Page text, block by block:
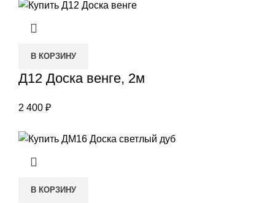
В КОРЗИНУ
Д12 Доска венге, 2м
2 400 ₽
В КОРЗИНУ